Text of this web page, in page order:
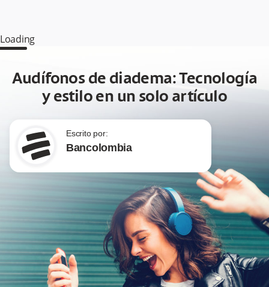
Loading
Audífonos de diadema: Tecnología
y estilo en un solo artículo
Escrito por:
Bancolombia